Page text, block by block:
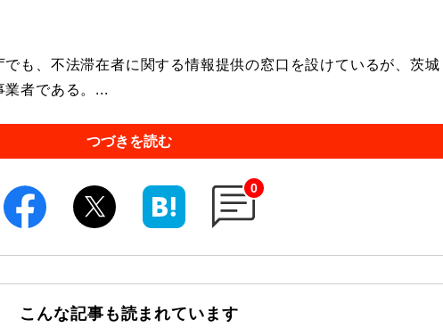
も、不法滞在者に関する情報提供の窓口を設けているが、茨城
業者である。...
つづきを読む
0
こんな記事も読まれています